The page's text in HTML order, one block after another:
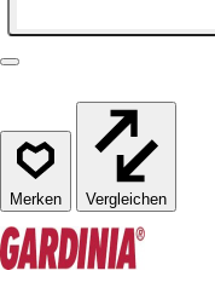
Vergleichen